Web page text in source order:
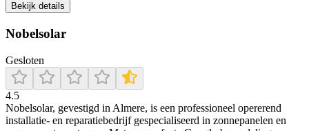
Bekijk details
Nobelsolar
Gesloten
4.5
Nobelsolar, gevestigd in Almere, is een professioneel opererend
installatie- en reparatiebedrijf gespecialiseerd in zonnepanelen en